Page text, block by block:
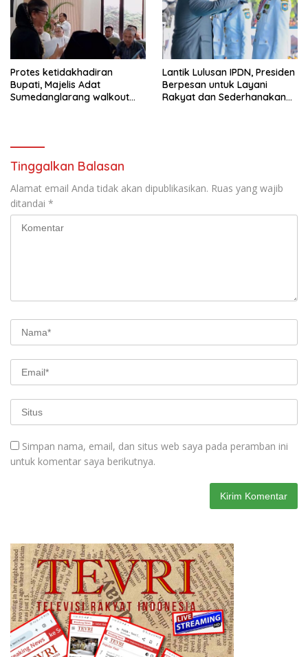
Protes ketidakhadiran
Bupati, Majelis Adat
Sumedanglarang walkout
Lantik Lulusan IPDN, Presiden
Berpesan untuk Layani
Rakyat dan Sederhanakan
Tinggalkan Balasan
Alamat email Anda tidak akan dipublikasikan. Ruas yang wajib
ditandai *
Simpan nama, email, dan situs web saya pada peramban ini
untuk komentar saya berikutnya.